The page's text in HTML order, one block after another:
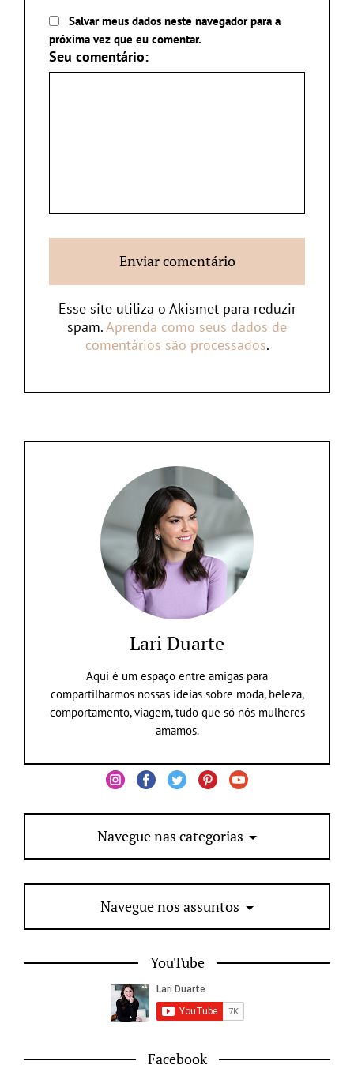
Salvar meus dados neste navegador para a
próxima vez que eu comentar.
Seu comentário:
Esse site utiliza o Akismet para reduzir
spam.Aprenda como seus dados de
comentários são processados.
Lari Duarte
Aqui é um espaço entre amigas para
compartilharmos nossas ideias sobre moda, beleza,
comportamento, viagem, tudo que só nós mulheres
amamos.
Navegue nas categorias
Navegue nos assuntos
YouTube
Facebook